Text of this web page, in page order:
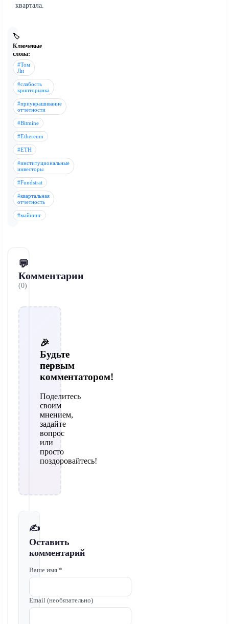
квартала.
🏷️
Ключевые
слова:
#Том
Ли
#слабость
крипторынка
#приукрашивание
отчетности
#Bitmine
#Ethereum
#ETH
#институциональные
инвесторы
#Fundstrat
#квартальная
отчетность
#майнинг
💬
Комментарии
(0)
🎉
Будьте
первым
комментатором!
Поделитесь
своим
мнением,
задайте
вопрос
или
просто
поздоровайтесь!
✍️
Оставить
комментарий
Ваше имя *
Email (необязательно)